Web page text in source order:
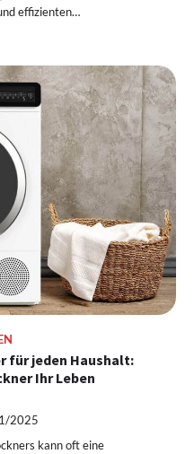
effizienten…
für jeden Haushalt:
Ihr Leben
2025
kann oft eine